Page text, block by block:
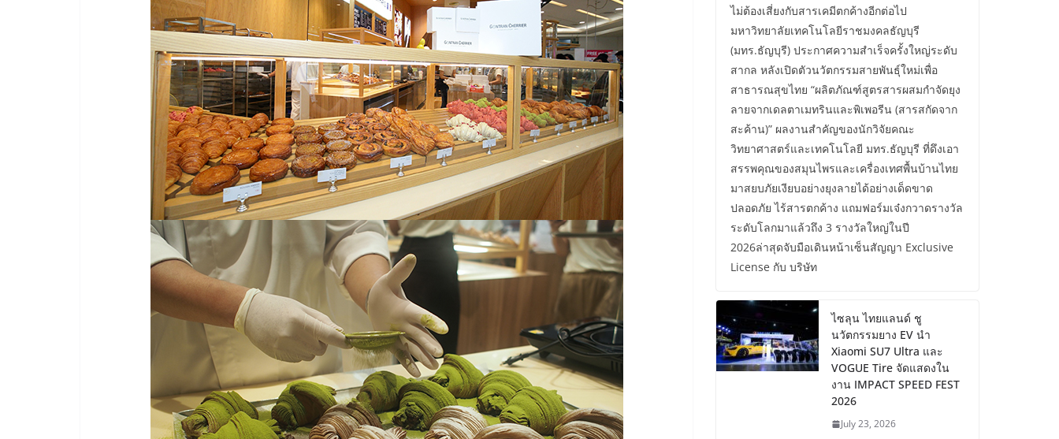
ไม่ต้องเสี่ยงกับสารเคมีตกค้างอีกต่อไป
มหาวิทยาลัยเทคโนโลยีราชมงคลธัญบุรี
(มทร.ธัญบุรี) ประกาศความสำเร็จครั้งใหญ่ระดับ
สากล หลังเปิดตัวนวัตกรรมสายพันธุ์ใหม่เพื่อ
สาธารณสุขไทย “ผลิตภัณฑ์สูตรสารผสมกำจัดยุง
ลายจากเดลตาเมทรินและพิเพอรีน (สารสกัดจาก
สะค้าน)” ผลงานสำคัญของนักวิจัยคณะ
วิทยาศาสตร์และเทคโนโลยี มทร.ธัญบุรี ที่ดึงเอา
สรรพคุณของสมุนไพรและเครื่องเทศพื้นบ้านไทย
มาสยบภัยเงียบอย่างยุงลายได้อย่างเด็ดขาด
ปลอดภัย ไร้สารตกค้าง แถมฟอร์มเจ๋งกวาดรางวัล
ระดับโลกมาแล้วถึง 3 รางวัลใหญ่ในปี
2026ล่าสุดจับมือเดินหน้าเซ็นสัญญา Exclusive
License กับ บริษัท
ไซลุน ไทยแลนด์ ชู
นวัตกรรมยาง EV นำ
Xiaomi SU7 Ultra และ
VOGUE Tire จัดแสดงใน
งาน IMPACT SPEED FEST
2026
July 23, 2026